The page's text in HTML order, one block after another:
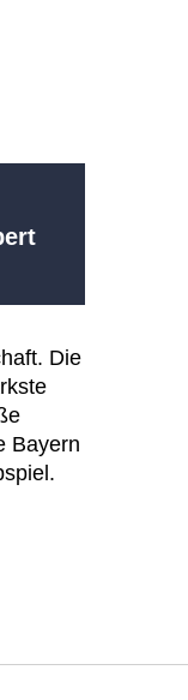
Die
Bayern